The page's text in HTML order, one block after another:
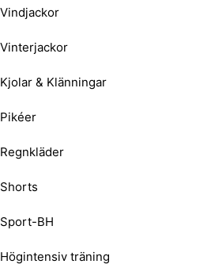
Vindjackor
Vinterjackor
Kjolar & Klänningar
Pikéer
Regnkläder
Shorts
Sport-BH
Högintensiv träning